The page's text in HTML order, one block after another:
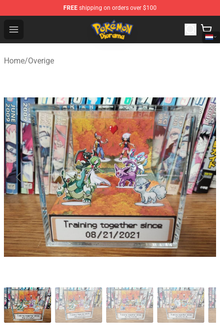
FREE shipping on orders over $100
Open menu
Pokemon Diorama Shop - The Best Store of Pokemon
Home/Overige